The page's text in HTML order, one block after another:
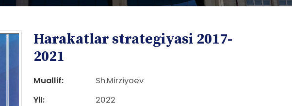
Harakatlar strategiyasi 2017-
2021
Muallif:
Sh.Mirziyoev
Yil:
2022